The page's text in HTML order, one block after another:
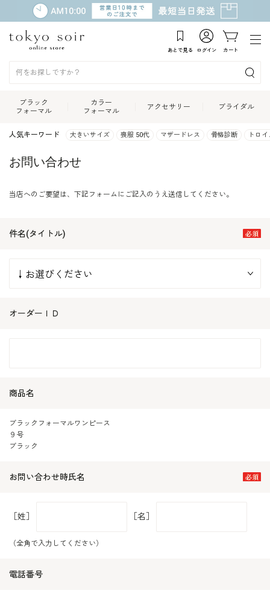
あとで見る ログイン カート
ブラック
フォーマル
カラー
フォーマル
アクセサリー ブライダル
人気キーワード 大きいサイズ 喪服 50代 マザードレス 骨格診断 トロ
お問い合わせ
当店へのご要望は、下記フォームにご記入のうえ送信してください。
件名(タイトル)
オーダーＩＤ
商品名
ブラックフォーマルワンピース
９号
ブラック
お問い合わせ時氏名
［姓］ ［名］
（全角で入力してください）
電話番号